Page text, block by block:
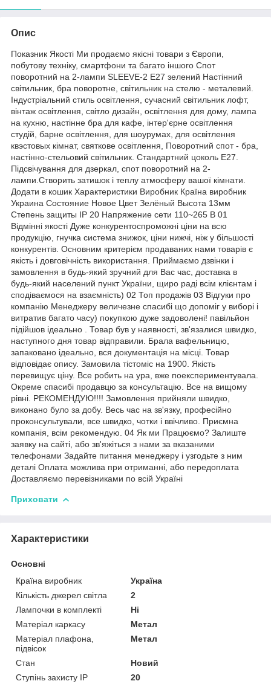
Опис
Показник Якості Ми продаємо якісні товари з Європи,
побутову техніку, смартфони та багато іншого Спот
поворотний на 2-лампи SLEEVE-2 E27 зелений Настінний
світильник, бра поворотне, світильник на стелю - металевий.
Індустріальний стиль освітлення, сучасний світильник лофт,
вінтаж освітлення, світло дизайн, освітлення для дому, лампа
на кухню, настінне бра для кафе, інтер'єрне освітлення
студій, барне освітлення, для шоурумах, для освітлення
квэстовых кімнат, святкове освітлення, Поворотний спот - бра,
настінно-стельовий світильник. Стандартний цоколь Е27.
Підсвічування для дзеркал, спот поворотний на 2-
лампи.Створить затишок і теплу атмосферу вашої кімнати.
Додати в кошик Характеристики Виробник Країна виробник
Украина Состояние Новое Цвет Зелёный Высота 13мм
Степень защиты IP 20 Напряжение сети 110~265 В 01
Відмінні якості Дуже конкурентоспроможні ціни на всю
продукцію, гнучка система знижок, ціни нижчі, ніж у більшості
конкурентів. Основним критерієм продаваних нами товарів є
якість і довговічність використання. Приймаємо дзвінки і
замовлення в будь-який зручний для Вас час, доставка в
будь-який населений пункт України, щиро раді всім клієнтам і
сподіваємося на взаємність) 02 Топ продажів 03 Відгуки про
компанію Менеджеру величезне спасибі що допоміг у виборі і
витратив багато часу) покупкою дуже задоволені! павільйон
підійшов ідеально . Товар був у наявності, зв'язалися швидко,
наступного дня товар відправили. Брала вафельницю,
запаковано ідеально, вся документація на місці. Товар
відповідає опису. Замовила тістоміс на 1900. Якість
перевищує ціну. Все робить на ура, вже поекспериментувала.
Окреме спасибі продавцю за консультацію. Все на вищому
рівні. РЕКОМЕНДУЮ!!!! Замовлення прийняли швидко,
виконано було за добу. Весь час на зв'язку, професійно
проконсультували, все швидко, чотки і ввічливо. Приємна
компанія, всім рекомендую. 04 Як ми Працюємо? Залиште
заявку на сайті, або зв'яжіться з нами за вказаними
телефонами Задайте питання менеджеру і узгодьте з ним
деталі Оплата можлива при отриманні, або передоплата
Доставляємо перевізниками по всій Україні
Приховати
Характеристики
Основні
Країна виробник
Україна
Кількість джерел світла
2
Лампочки в комплекті
Ні
Матеріал каркасу
Метал
Матеріал плафона,
підвісок
Метал
Стан
Новий
Ступінь захисту IP
20